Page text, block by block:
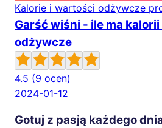
Kalorie i wartości odżywcze
Garść wiśni - ile ma
odżywcze
4.5 (9 ocen)
2024-01-12
Gotuj z pasją każdego